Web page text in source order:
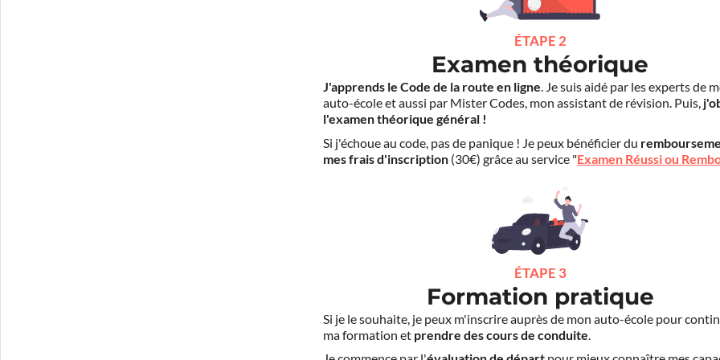
ÉTAPE 2
Examen théorique
J'apprends le Code de la route en ligne. Je suis aidé par les experts de
auto-école et aussi par Mister Codes, mon assistant de révision. Puis,
l'examen théorique général !
Si j'échoue au code, pas de panique ! Je peux bénéficier du
mes frais d'inscription (30€) grâce au service "Examen Réussi ou
ÉTAPE 3
Formation pratique
Si je le souhaite, je peux m'inscrire auprès de mon auto-école pour
ma formation et prendre des cours de conduite.